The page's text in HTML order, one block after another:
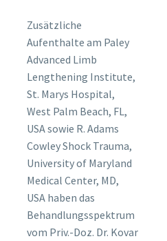
Zusätzliche
Aufenthalte am Paley
Advanced Limb
Lengthening Institute,
St. Marys Hospital,
West Palm Beach, FL,
USA sowie R. Adams
Cowley Shock Trauma,
University of Maryland
Medical Center, MD,
USA haben das
Behandlungsspektrum
vom Priv.-Doz. Dr. Kovar